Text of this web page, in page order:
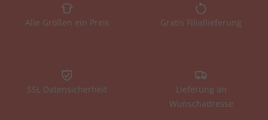
Alle Größen ein Preis Gratis Filiallieferung
SSL Datensicherheit
Lieferung an
Wunschadresse